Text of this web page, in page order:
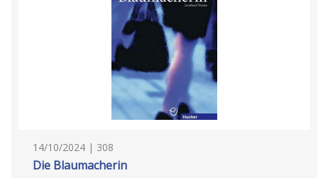
14/10/2024 | 308
Die Blaumacherin